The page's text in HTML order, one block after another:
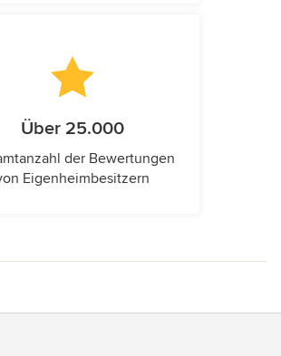
Über 25.000
der Bewertungen
Eigenheimbesitzern